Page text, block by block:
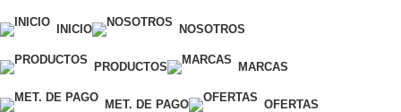
INICIO NOSOTROS
PRODUCTOS MARCAS
MET. DE PAGO OFERTAS